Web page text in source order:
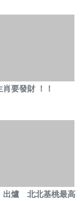
要發財 ！！
出爐 北北基桃最高